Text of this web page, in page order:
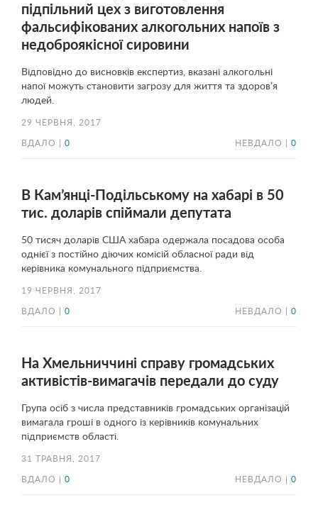
підпільний цех з виготовлення
фальсифікованих алкогольних напоїв з
недоброякісної сировини
Відповідно до висновків експертиз, вказані алкогольні
напої можуть становити загрозу для життя та здоров’я
людей.
29 ЧЕРВНЯ, 2017
ВДАЛО | 0 НЕВДАЛО | 0
В Кам’янці-Подільському на хабарі в 50
тис. доларів спіймали депутата
50 тисяч доларів США хабара одержала посадова особа
однієї з постійно діючих комісій обласної ради від
керівника комунального підприємства.
19 ЧЕРВНЯ, 2017
ВДАЛО | 0 НЕВДАЛО | 0
На Хмельниччині справу громадських
активістів-вимагачів передали до суду
Група осіб з числа представників громадських організацій
вимагала гроші в одного із керівників комунальних
підприємств області.
31 ТРАВНЯ, 2017
ВДАЛО | 0 НЕВДАЛО | 0